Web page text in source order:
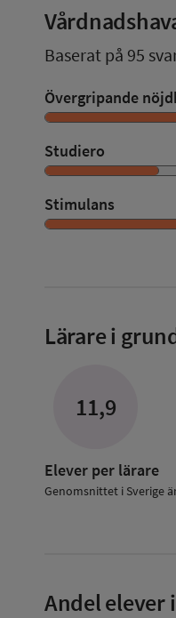
Baserat på 95
Övergripande
Studiero
Stimulans
Lärare i
11,9
Elever per lärare
Genomsnittet i Sverige
Andel elever